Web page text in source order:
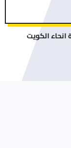
الكويت